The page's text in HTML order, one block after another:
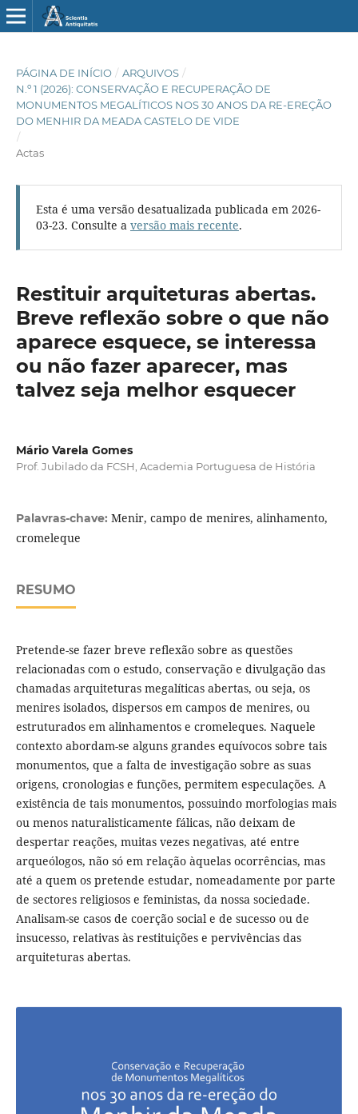
PÁGINA DE INÍCIO / ARQUIVOS /
N.º 1 (2026): CONSERVAÇÃO E RECUPERAÇÃO DE
MONUMENTOS MEGALÍTICOS NOS 30 ANOS DA RE-EREÇÃO
DO MENHIR DA MEADA CASTELO DE VIDE
/
Actas
Esta é uma versão desatualizada publicada em 2026-
03-23. Consulte a versão mais recente.
Restituir arquiteturas abertas.
Breve reflexão sobre o que não
aparece esquece, se interessa
ou não fazer aparecer, mas
talvez seja melhor esquecer
Mário Varela Gomes
Prof. Jubilado da FCSH, Academia Portuguesa de História
Palavras-chave: Menir, campo de menires, alinhamento,
cromeleque
RESUMO
Pretende-se fazer breve reflexão sobre as questões
relacionadas com o estudo, conservação e divulgação das
chamadas arquiteturas megalíticas abertas, ou seja, os
menires isolados, dispersos em campos de menires, ou
estruturados em alinhamentos e cromeleques. Naquele
contexto abordam-se alguns grandes equívocos sobre tais
monumentos, que a falta de investigação sobre as suas
origens, cronologias e funções, permitem especulações. A
existência de tais monumentos, possuindo morfologias mais
ou menos naturalisticamente fálicas, não deixam de
despertar reações, muitas vezes negativas, até entre
arqueólogos, não só em relação àquelas ocorrências, mas
até a quem os pretende estudar, nomeadamente por parte
de sectores religiosos e feministas, da nossa sociedade.
Analisam-se casos de coerção social e de sucesso ou de
insucesso, relativas às restituições e pervivências das
arquiteturas abertas.